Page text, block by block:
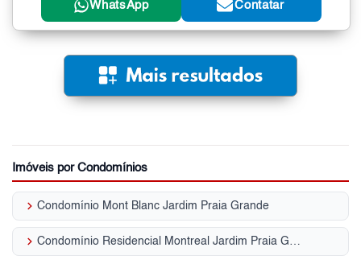
WhatsApp Contatar
Imóveis por Condomínios
keyboard_arrow_right Condomínio Mont Blanc Jardim Praia Grande
keyboard_arrow_right Condomínio Residencial Montreal Jardim Praia Grande